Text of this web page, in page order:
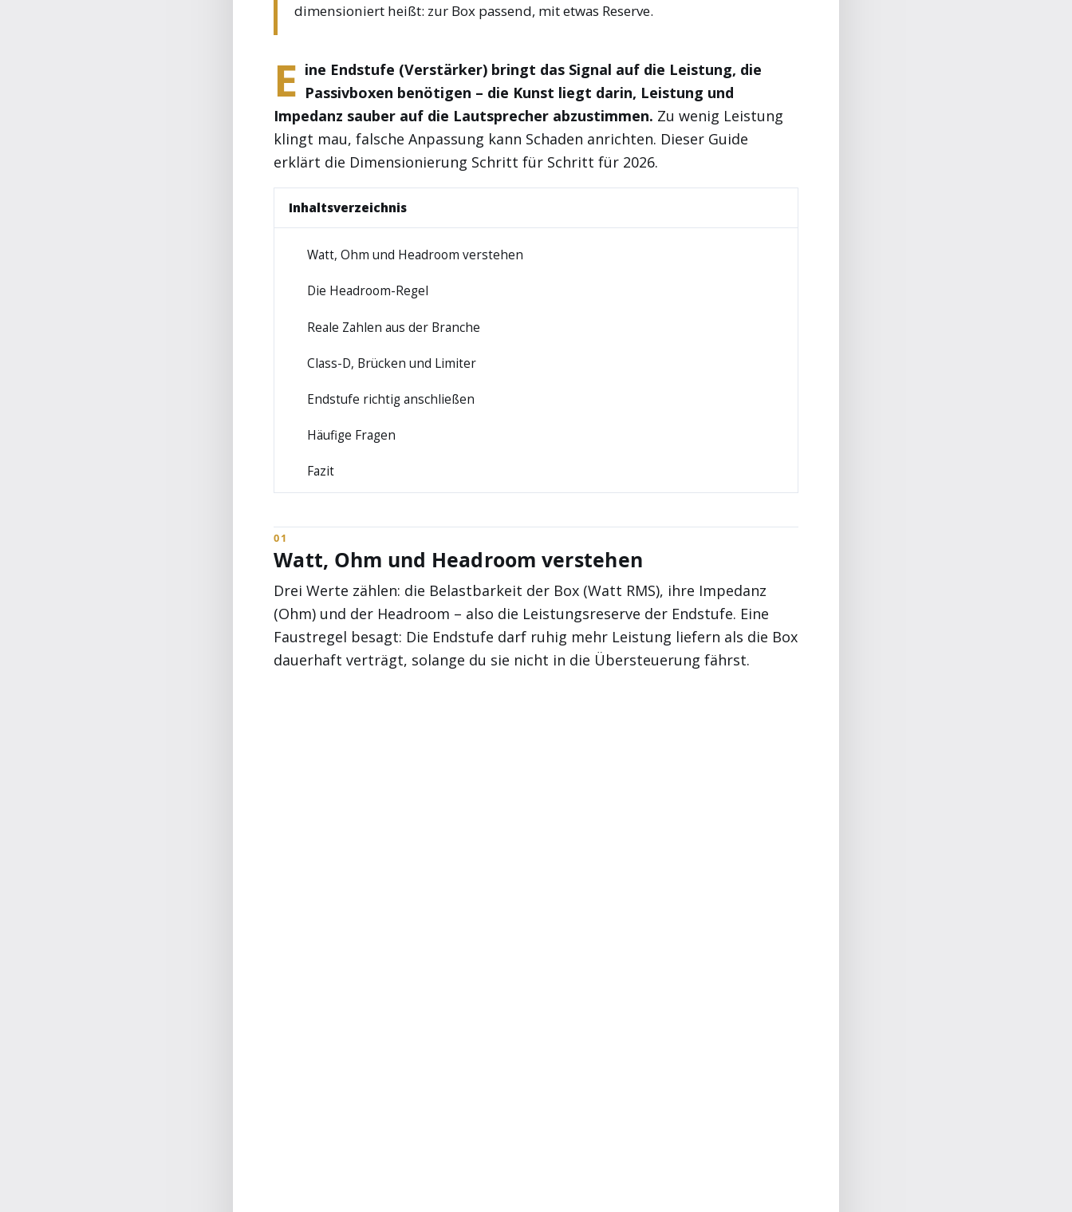
dimensioniert heißt: zur Box passend, mit etwas Reserve.
E ine Endstufe (Verstärker) bringt das Signal auf die Leistung, die
Passivboxen benötigen – die Kunst liegt darin, Leistung und
Impedanz sauber auf die Lautsprecher abzustimmen. Zu wenig Leistung
klingt mau, falsche Anpassung kann Schaden anrichten. Dieser Guide
erklärt die Dimensionierung Schritt für Schritt für 2026.
Inhaltsverzeichnis
Watt, Ohm und Headroom verstehen
Die Headroom-Regel
Reale Zahlen aus der Branche
Class-D, Brücken und Limiter
Endstufe richtig anschließen
Häufige Fragen
Fazit
Watt, Ohm und Headroom verstehen
Drei Werte zählen: die Belastbarkeit der Box (Watt RMS), ihre Impedanz
(Ohm) und der Headroom – also die Leistungsreserve der Endstufe. Eine
Faustregel besagt: Die Endstufe darf ruhig mehr Leistung liefern als die Box
dauerhaft verträgt, solange du sie nicht in die Übersteuerung fährst.